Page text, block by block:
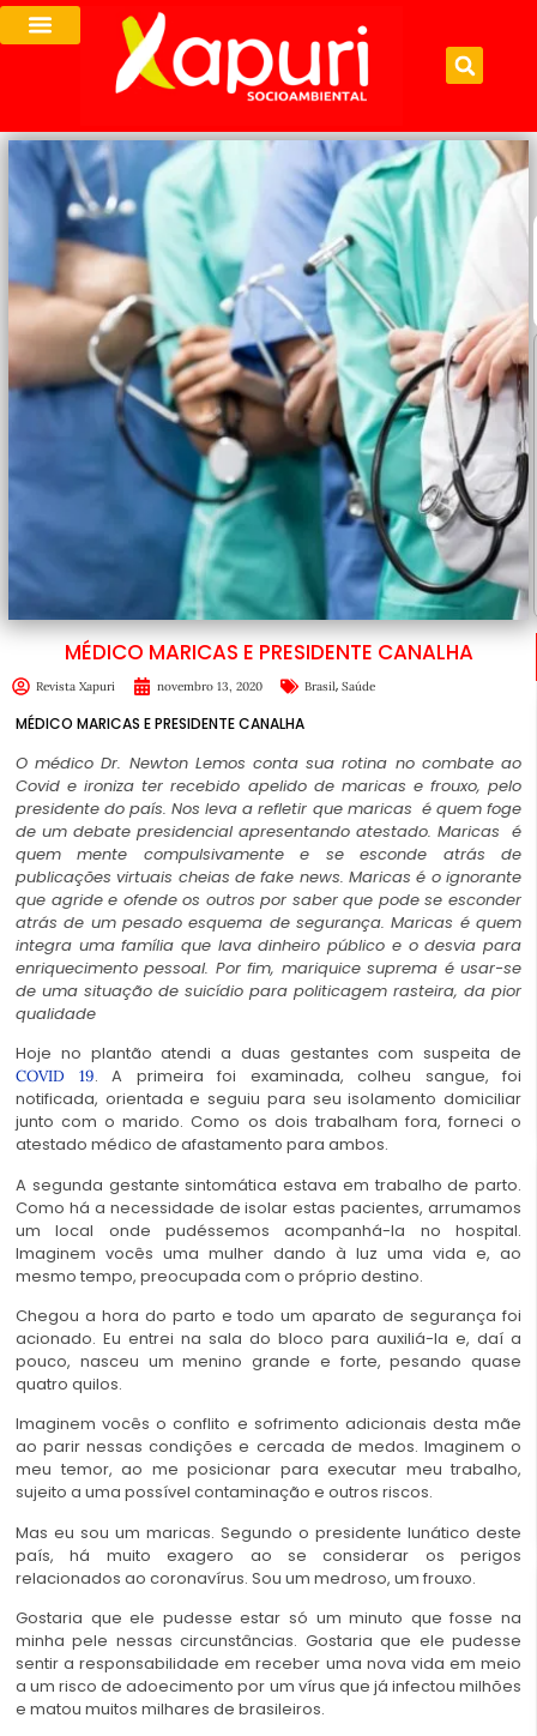
MÉDICO MARICAS E PRESIDENTE CANALHA
Revista Xapuri novembro 13, 2020 Brasil, Saúde
MÉDICO MARICAS E PRESIDENTE CANALHA
O médico Dr. Newton Lemos conta sua rotina no combate ao
Covid e ironiza ter recebido apelido de maricas e frouxo, pelo
presidente do país. Nos leva a refletir que maricas é quem foge
de um debate presidencial apresentando atestado. Maricas é
quem mente compulsivamente e se esconde atrás de
publicações virtuais cheias de fake news. Maricas é o ignorante
que agride e ofende os outros por saber que pode se esconder
atrás de um pesado esquema de segurança. Maricas é quem
integra uma família que lava dinheiro público e o desvia para
enriquecimento pessoal. Por fim, mariquice suprema é usar-se
de uma situação de suicídio para politicagem rasteira, da pior
qualidade
Hoje no plantão atendi a duas gestantes com suspeita de
COVID 19. A primeira foi examinada, colheu sangue, foi
notificada, orientada e seguiu para seu isolamento domiciliar
junto com o marido. Como os dois trabalham fora, forneci o
atestado médico de afastamento para ambos.
A segunda gestante sintomática estava em trabalho de parto.
Como há a necessidade de isolar estas pacientes, arrumamos
um local onde pudéssemos acompanhá-la no hospital.
Imaginem vocês uma mulher dando à luz uma vida e, ao
mesmo tempo, preocupada com o próprio destino.
Chegou a hora do parto e todo um aparato de segurança foi
acionado. Eu entrei na sala do bloco para auxiliá-la e, daí a
pouco, nasceu um menino grande e forte, pesando quase
quatro quilos.
Imaginem vocês o conflito e sofrimento adicionais desta mãe
ao parir nessas condições e cercada de medos. Imaginem o
meu temor, ao me posicionar para executar meu trabalho,
sujeito a uma possível contaminação e outros riscos.
Mas eu sou um maricas. Segundo o presidente lunático deste
país, há muito exagero ao se considerar os perigos
relacionados ao coronavírus. Sou um medroso, um frouxo.
Gostaria que ele pudesse estar só um minuto que fosse na
minha pele nessas circunstâncias. Gostaria que ele pudesse
sentir a responsabilidade em receber uma nova vida em meio
a um risco de adoecimento por um vírus que já infectou milhões
e matou muitos milhares de brasileiros.